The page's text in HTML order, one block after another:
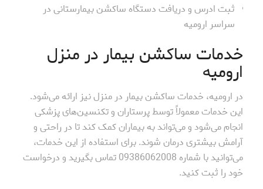
ثبت ادرس و دریافت دستگاه ساکشن بیمارستانی در
سراسر ارومیه
خدمات ساکشن بیمار در منزل
ارومیه
در ارومیه، خدمات ساکشن بیمار در منزل نیز ارائه می‌شود.
این خدمات معمولاً توسط پرستاران و تکنسین‌های پزشکی
انجام می‌شود و می‌تواند به بیماران کمک کند تا در راحتی و
آرامش بیشتری درمان شوند. برای استفاده از این خدمات،
می‌توانید با شماره 09386062008 تماس بگیرید و درخواست
خود را ثبت کنید.